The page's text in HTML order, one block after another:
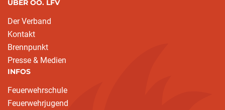
ÜBER OÖ. LFV
Der Verband
Kontakt
Brennpunkt
Presse & Medien
INFOS
Feuerwehrschule
Feuerwehrjugend